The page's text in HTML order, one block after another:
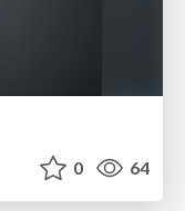
0 64